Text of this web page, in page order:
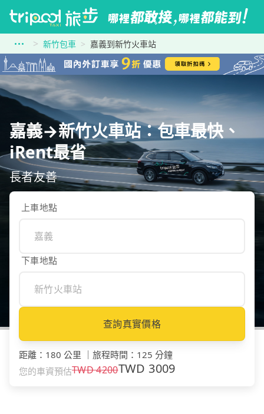
新竹包車 嘉義到新竹火車站
嘉義→新竹火車站：包車最快、
iRent最省
長者友善
上車地點
下車地點
查詢真實價格
距離 ： 180 公里 旅程時間 ： 125 分鐘
您的車資預估TWD4200TWD 3009